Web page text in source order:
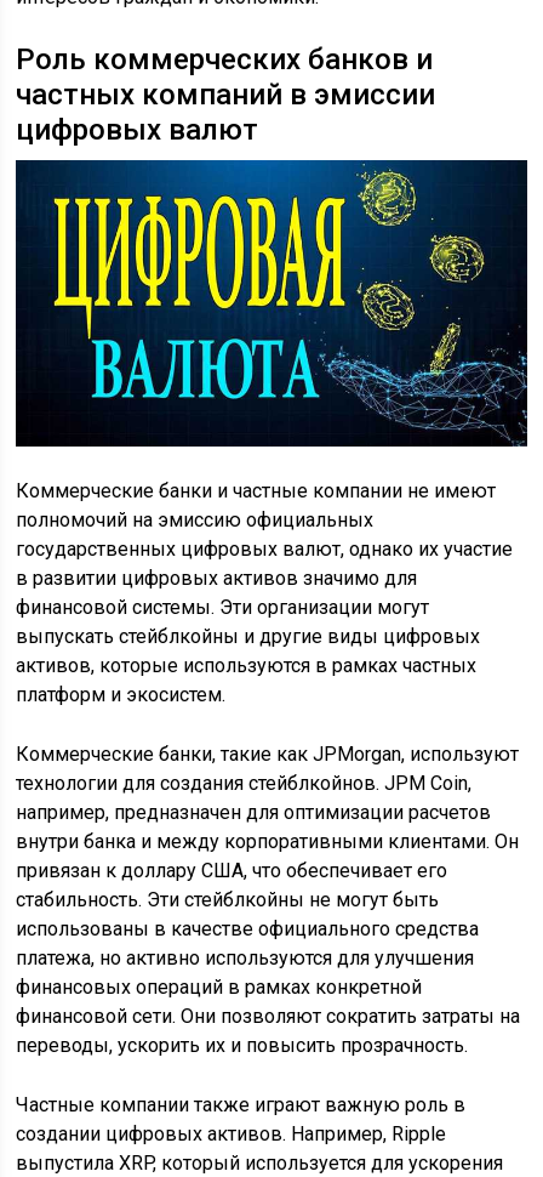
Роль коммерческих банков и
частных компаний в эмиссии
цифровых валют
Коммерческие банки и частные компании не имеют
полномочий на эмиссию официальных
государственных цифровых валют, однако их участие
в развитии цифровых активов значимо для
финансовой системы. Эти организации могут
выпускать стейблкойны и другие виды цифровых
активов, которые используются в рамках частных
платформ и экосистем.
Коммерческие банки, такие как JPMorgan, используют
технологии для создания стейблкойнов. JPM Coin,
например, предназначен для оптимизации расчетов
внутри банка и между корпоративными клиентами. Он
привязан к доллару США, что обеспечивает его
стабильность. Эти стейблкойны не могут быть
использованы в качестве официального средства
платежа, но активно используются для улучшения
финансовых операций в рамках конкретной
финансовой сети. Они позволяют сократить затраты на
переводы, ускорить их и повысить прозрачность.
Частные компании также играют важную роль в
создании цифровых активов. Например, Ripple
выпустила XRP, который используется для ускорения